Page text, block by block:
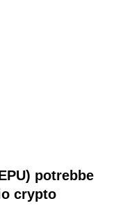
potrebbe
crypto